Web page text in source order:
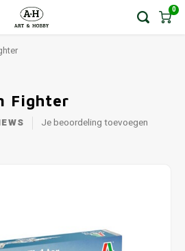
0
Fighter
Je beoordeling toevoegen